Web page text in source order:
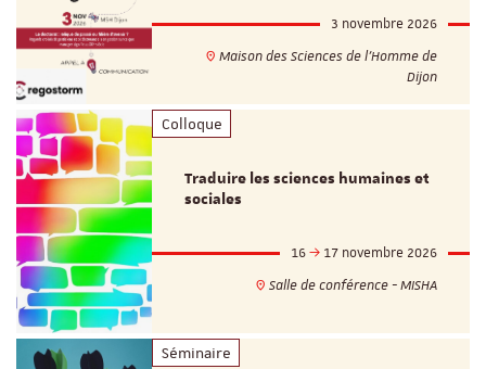
3 novembre 2026
Maison des Sciences de l'Homme de
Dijon
Colloque
Traduire les sciences humaines et
sociales
16
17 novembre 2026
Salle de conférence - MISHA
Séminaire